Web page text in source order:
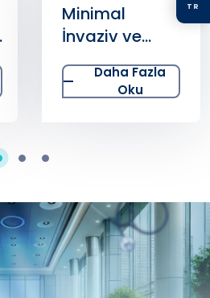
TR
Minimal
İnvaziv ve
Robotik Kalp
Cerrahisi
Güvenli midir?
Daha Fazla
Oku